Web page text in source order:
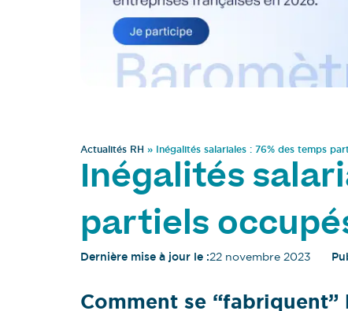
Actualités RH » Inégalités salariales : 76% des temps
Inégalités
partiels
Dernière mise à jour le :22 novembre 2023
Comment se